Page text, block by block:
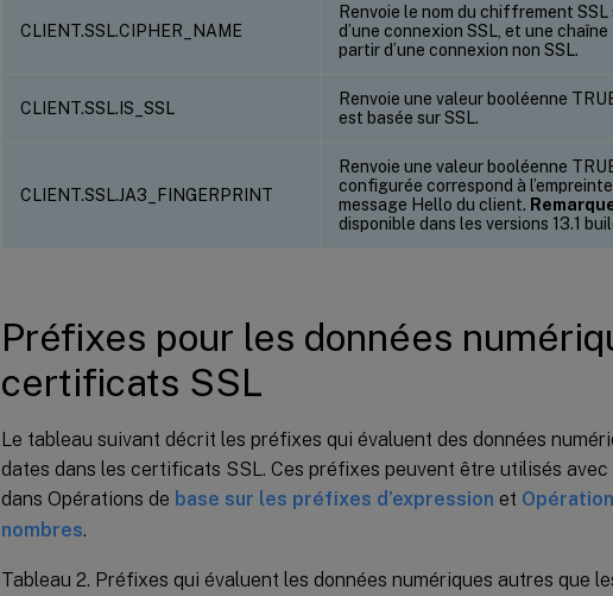
CLIENT.SSL.CIPHER_NAME
Renvoie le nom du chiffrement SSL
d’une connexion SSL, et une chaîne
partir d’une connexion non SSL.
CLIENT.SSL.IS_SSL
Renvoie une valeur booléenne
est basée sur SSL.
CLIENT.SSL.JA3_FINGERPRINT
Renvoie une valeur booléenne
configurée correspond à
message Hello du client.
disponible dans les versions 13.1
Préfixes pour les données
certificats SSL
Le tableau suivant décrit les préfixes qui évaluent des données
dates dans les certificats SSL. Ces préfixes peuvent être utilisés
dans Opérations de base sur les préfixes d’expression et
nombres.
Tableau 2. Préfixes qui évaluent les données numériques autres que